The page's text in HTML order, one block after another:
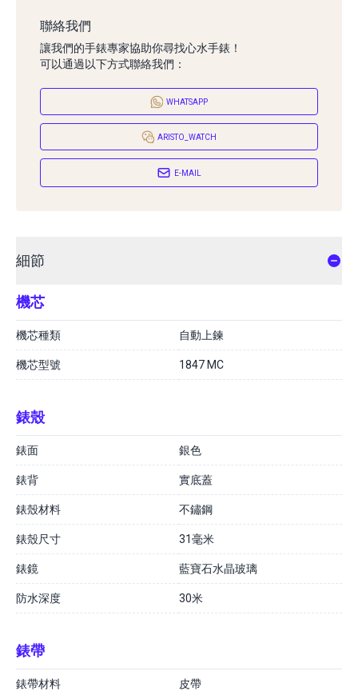
聯絡我們
讓我們的手錶專家協助你尋找心水手錶！
可以通過以下方式聯絡我們：
WHATSAPP
ARISTO_WATCH
E-MAIL
細節
機芯
機芯種類 自動上鍊
機芯型號 1847 MC
錶殼
錶面 銀色
錶背 實底蓋
錶殼材料 不鏽鋼
錶殼尺寸 31毫米
錶鏡 藍寶石水晶玻璃
防水深度 30米
錶帶
錶帶材料 皮帶